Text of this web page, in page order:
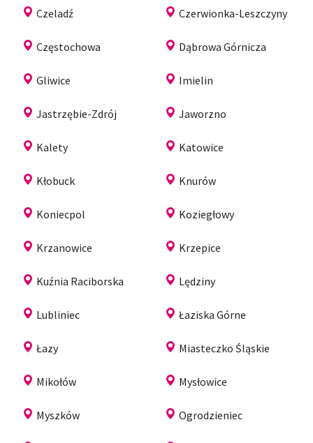
Czeladź Czerwionka-Leszczyny
Częstochowa Dąbrowa Górnicza
Gliwice Imielin
Jastrzębie-Zdrój Jaworzno
Kalety Katowice
Kłobuck Knurów
Koniecpol Koziegłowy
Krzanowice Krzepice
Kuźnia Raciborska Lędziny
Lubliniec Łaziska Górne
Łazy Miasteczko Śląskie
Mikołów Mysłowice
Myszków Ogrodzieniec